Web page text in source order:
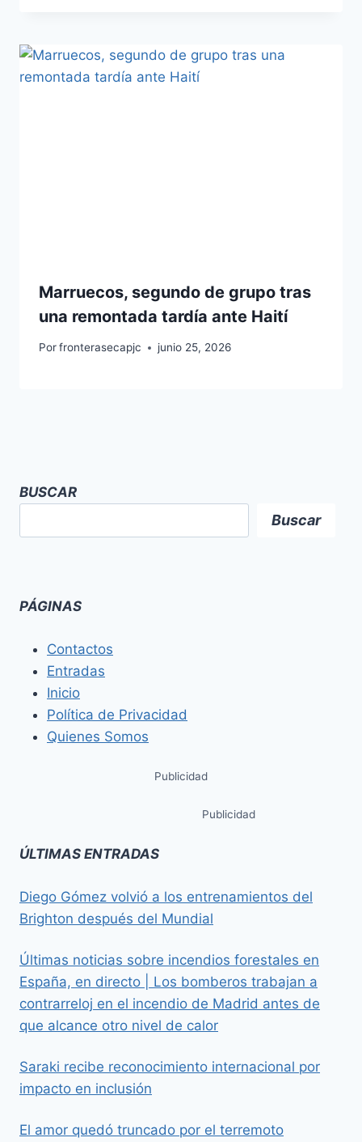
Marruecos, segundo de grupo tras
una remontada tardía ante Haití
Porfronterasecapjc junio 25, 2026
BUSCAR
Buscar
PÁGINAS
Contactos
Entradas
Inicio
Política de Privacidad
Quienes Somos
Publicidad
Publicidad
ÚLTIMAS ENTRADAS
Diego Gómez volvió a los entrenamientos del
Brighton después del Mundial
Últimas noticias sobre incendios forestales en
España, en directo | Los bomberos trabajan a
contrarreloj en el incendio de Madrid antes de
que alcance otro nivel de calor
Saraki recibe reconocimiento internacional por
impacto en inclusión
El amor quedó truncado por el terremoto